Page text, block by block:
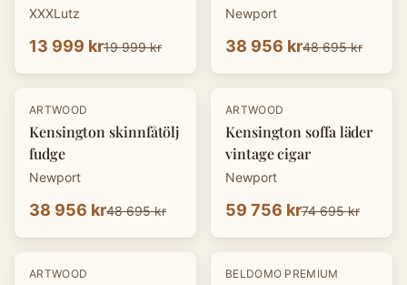
XXXLutz
13 999 kr19 999 kr
Newport
38 956 kr48 695 kr
-20%
ARTWOOD
Kensington skinnfåtölj
fudge
Newport
38 956 kr48 695 kr
-20%
ARTWOOD
Kensington soffa läder
vintage cigar
Newport
59 756 kr74 695 kr
-20%
ARTWOOD -30 %
BELDOMO PREMIUM